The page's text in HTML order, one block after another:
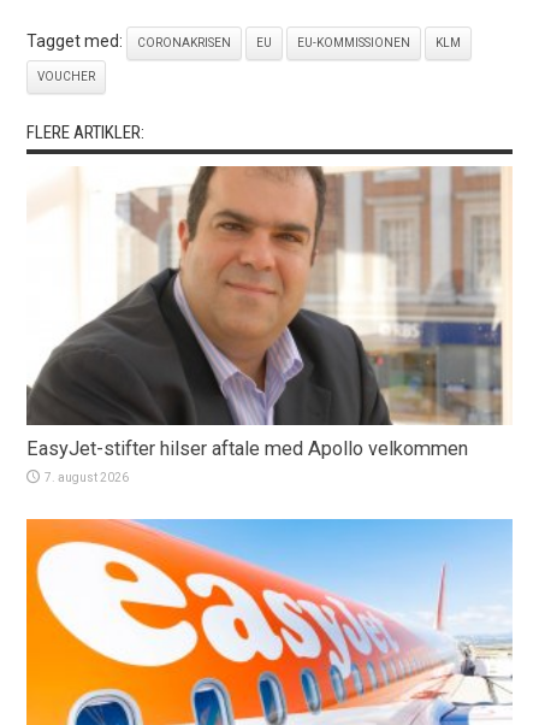
Tagget med: CORONAKRISEN EU EU-KOMMISSIONEN KLM
VOUCHER
FLERE ARTIKLER:
EasyJet-stifter hilser aftale med Apollo velkommen
7. august 2026